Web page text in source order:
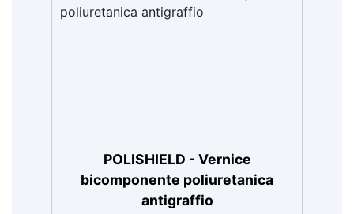
3 semplici passaggi, dalla preparazione
della superficie alla finitura protettiva
POLISHIELD - Vernice
bicomponente poliuretanica
antigraffio